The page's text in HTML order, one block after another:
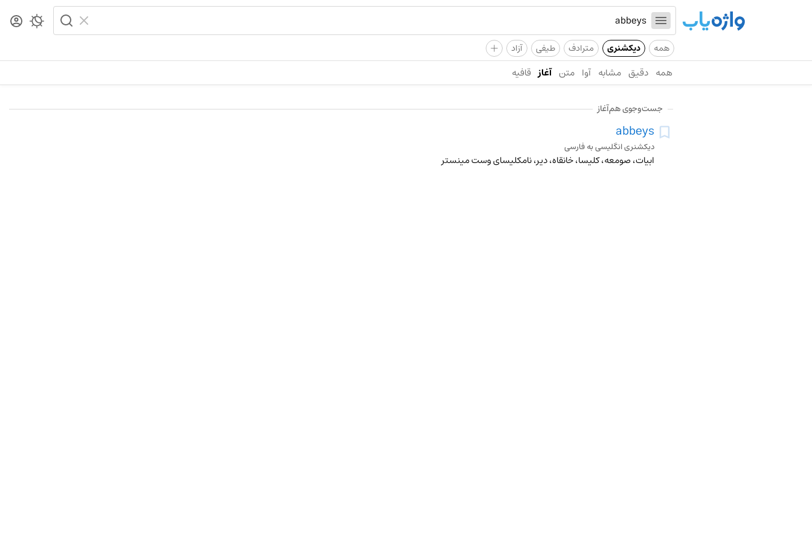
همه دیکشنری مترادف طیفی آزاد +
همه دقیق مشابه آوا متن آغاز قافیه
جست‌وجوی هم‌آغاز
abbeys
دیکشنری انگلیسی به فارسی
ابیات، صومعه، کلیسا، خانقاه، دیر، نامکلیسای وست مینستر